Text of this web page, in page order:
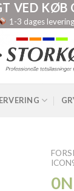
VED KØB
1-3 dages levering